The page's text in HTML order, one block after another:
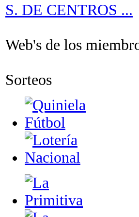
S. DE CENTROS ...
Web's de los
Sorteos